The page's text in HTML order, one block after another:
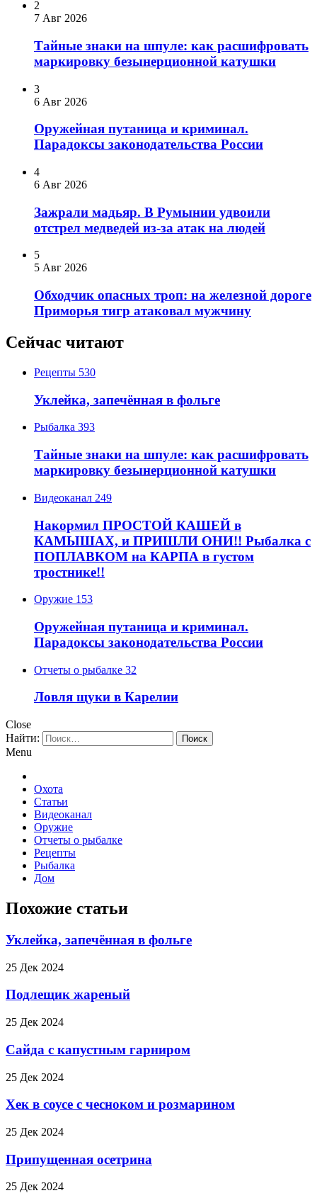
2
7 Авг 2026
Тайные знаки на шпуле: как расшифровать
маркировку безынерционной катушки
3
6 Авг 2026
Оружейная путаница и криминал.
Парадоксы законодательства России
4
6 Авг 2026
Зажрали мадьяр. В Румынии удвоили
отстрел медведей из-за атак на людей
5
5 Авг 2026
Обходчик опасных троп: на железной дороге
Приморья тигр атаковал мужчину
Сейчас читают
Рецепты 530
Уклейка, запечённая в фольге
Рыбалка 393
Тайные знаки на шпуле: как расшифровать
маркировку безынерционной катушки
Видеоканал 249
Накормил ПРОСТОЙ КАШЕЙ в
КАМЫШАХ, и ПРИШЛИ ОНИ!! Рыбалка с
ПОПЛАВКОМ на КАРПА в густом
тростнике!!
Оружие 153
Оружейная путаница и криминал.
Парадоксы законодательства России
Отчеты о рыбалке 32
Ловля щуки в Карелии
Close
Найти:
Menu
Охота
Статьи
Видеоканал
Оружие
Отчеты о рыбалке
Рецепты
Рыбалка
Дом
Похожие статьи
Уклейка, запечённая в фольге
25 Дек 2024
Подлещик жареный
25 Дек 2024
Сайда с капустным гарниром
25 Дек 2024
Хек в соусе с чесноком и розмарином
25 Дек 2024
Припущенная осетрина
25 Дек 2024